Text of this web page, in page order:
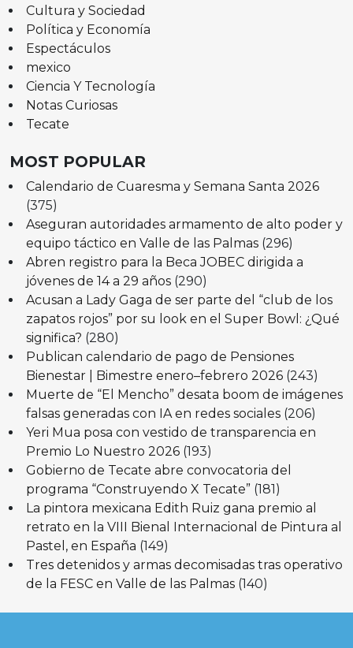
Cultura y Sociedad
Política y Economía
Espectáculos
mexico
Ciencia Y Tecnología
Notas Curiosas
Tecate
MOST POPULAR
Calendario de Cuaresma y Semana Santa 2026
(375)
Aseguran autoridades armamento de alto poder y
equipo táctico en Valle de las Palmas (296)
Abren registro para la Beca JOBEC dirigida a
jóvenes de 14 a 29 años (290)
Acusan a Lady Gaga de ser parte del “club de los
zapatos rojos” por su look en el Super Bowl: ¿Qué
significa? (280)
Publican calendario de pago de Pensiones
Bienestar | Bimestre enero–febrero 2026 (243)
Muerte de “El Mencho” desata boom de imágenes
falsas generadas con IA en redes sociales (206)
Yeri Mua posa con vestido de transparencia en
Premio Lo Nuestro 2026 (193)
Gobierno de Tecate abre convocatoria del
programa “Construyendo X Tecate” (181)
La pintora mexicana Edith Ruiz gana premio al
retrato en la VIII Bienal Internacional de Pintura al
Pastel, en España (149)
Tres detenidos y armas decomisadas tras operativo
de la FESC en Valle de las Palmas (140)